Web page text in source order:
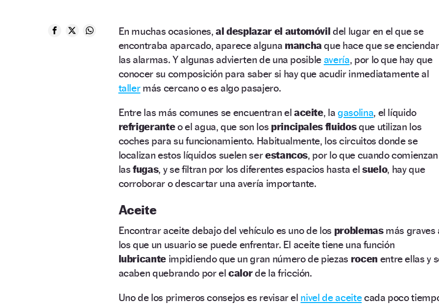
En muchas ocasiones,al desplazar el automóvil del lugar en el que se
encontraba aparcado, aparece alguna mancha que hace que se
las alarmas. Y algunas advierten de una posible avería, por lo que hay que
conocer su composición para saber si hay que acudir inmediatamente al
tallermás cercano o es algo pasajero.
Entre las más comunes se encuentran el aceite, lagasolina, el líquido
refrigeranteo el agua, que son los principales fluidosque utilizan los
coches para su funcionamiento. Habitualmente, los circuitos donde se
localizan estos líquidos suelen serestancos, por lo que cuando comienzan
las fugas, y se filtran por los diferentes espacios hasta elsuelo, hay que
corroborar o descartar una avería importante.
Aceite
Encontrar aceite debajo del vehículo es uno de los problemasmás graves
los que un usuario se puede enfrentar. El aceite tiene una función
lubricante impidiendo que un gran número de piezas rocen entre ellas y
acaben quebrando por elcalorde la fricción.
Uno de los primeros consejos es revisar el nivel de aceitecada poco